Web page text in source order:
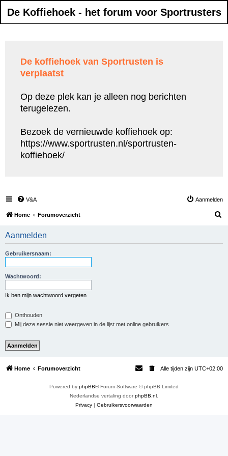
De Koffiehoek - het forum voor Sportrusters
De koffiehoek van Sportrusten is
verplaatst
Op deze plek kan je alleen nog berichten
terugelezen.
Bezoek de vernieuwde koffiehoek op:
https://www.sportrusten.nl/sportrusten-
koffiehoek/
V&A Aanmelden
Home Forumoverzicht
Aanmelden
Gebruikersnaam:
Wachtwoord:
Ik ben mijn wachtwoord vergeten
Onthouden
Mij deze sessie niet weergeven in de lijst met online gebruikers
Home Forumoverzicht Alle tijden zijn UTC+02:00
Powered by phpBB® Forum Software © phpBB Limited
Nederlandse vertaling doorphpBB.nl.
Privacy | Gebruikersvoorwaarden